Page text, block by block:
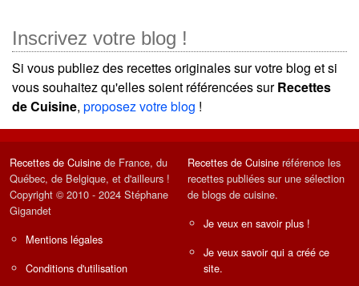
Inscrivez votre blog !
Si vous publiez des recettes originales sur votre blog et si
vous souhaitez qu'elles soient référencées surRecettes
de Cuisine, proposez votre blog !
Recettes de Cuisine de France, du
Québec, de Belgique, et d'ailleurs !
Copyright © 2010 - 2024 Stéphane
Gigandet
Mentions légales
Conditions d'utilisation
Recettes de Cuisine référence les
recettes publiées sur une sélection
de blogs de cuisine.
Je veux en savoir plus !
Je veux savoir qui a créé ce
site.